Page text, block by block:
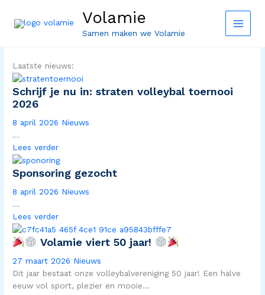
naar
Volamie
Samen maken we Volamie
Laatste nieuws:
Schrijf je nu in: straten volleybal toernooi
2026
8 april 2026 Nieuws
...
Lees verder
Sponsoring gezocht
8 april 2026 Nieuws
...
Lees verder
Volamie viert 50 jaar!
27 maart 2026 Nieuws
Dit jaar bestaat onze volleybalvereniging 50 jaar! Een halve
eeuw vol sport, plezier en mooie...